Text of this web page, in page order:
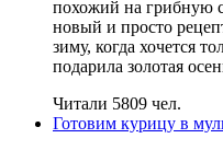
похожий на грибную
новый и просто
зиму, когда хочется
подарила золотая
Читали 5809 чел.
Готовим курицу в